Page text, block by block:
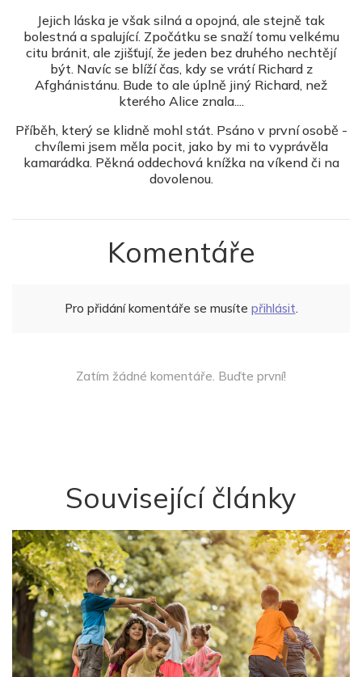
Jejich láska je však silná a opojná, ale stejně tak
bolestná a spalující. Zpočátku se snaží tomu velkému
citu bránit, ale zjišťují, že jeden bez druhého nechtějí
být. Navíc se blíží čas, kdy se vrátí Richard z
Afghánistánu. Bude to ale úplně jiný Richard, než
kterého Alice znala....
Příběh, který se klidně mohl stát. Psáno v první osobě -
chvílemi jsem měla pocit, jako by mi to vyprávěla
kamarádka. Pěkná oddechová knížka na víkend či na
dovolenou.
Komentáře
Pro přidání komentáře se musíte přihlásit.
Zatím žádné komentáře. Buďte první!
Související články